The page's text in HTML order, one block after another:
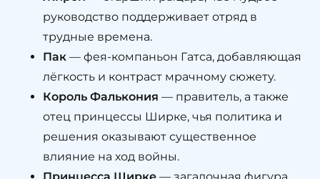
руководство поддерживает отряд в
трудные времена.
Пак — фея-компаньон Гатса, добавляющая
лёгкость и контраст мрачному сюжету.
Король Фалькония — правитель, а также
отец принцессы Ширке, чья политика и
решения оказывают существенное
влияние на ход войны.
Принцесса Ширке — загадочная фигура,